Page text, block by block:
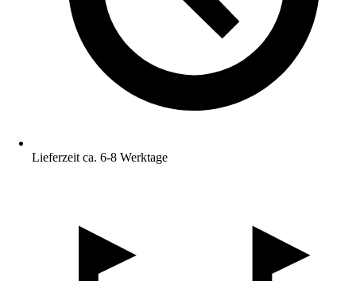
Lieferzeit ca. 6-8 Werktage